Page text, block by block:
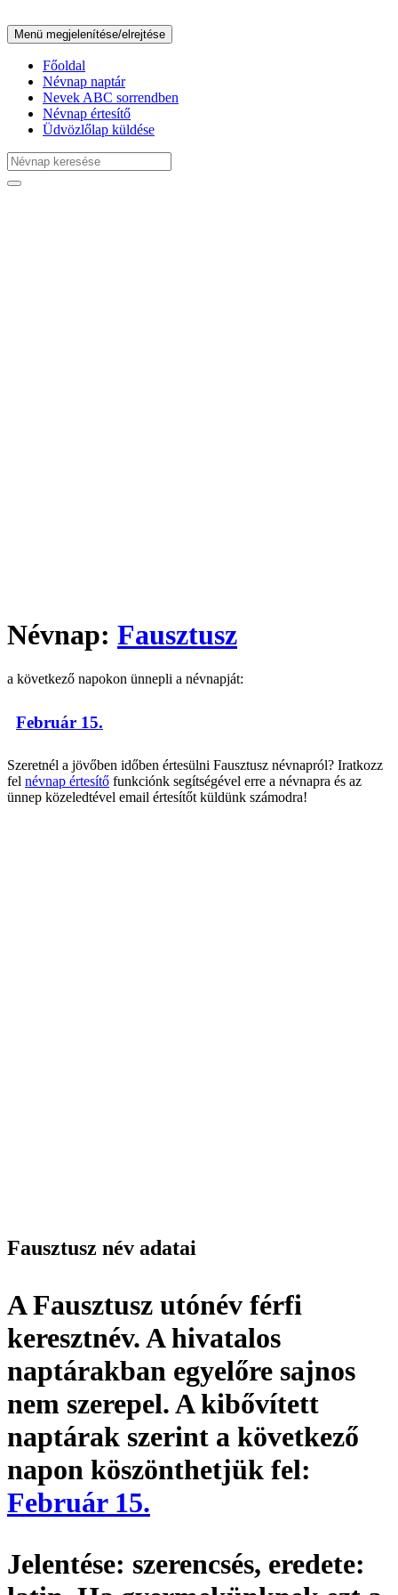
Menü megjelenítése/elrejtése
Főoldal
Névnap naptár
Nevek ABC sorrendben
Névnap értesítő
Üdvözlőlap küldése
Névnap: Fausztusz
a következő napokon ünnepli a névnapját:
Február 15.
Szeretnél a jövőben időben értesülni Fausztusz névnapról? Iratkozz
fel névnap értesítő funkciónk segítségével erre a névnapra és az
ünnep közeledtével email értesítőt küldünk számodra!
Fausztusz név adatai
A Fausztusz utónév férfi
keresztnév. A hivatalos
naptárakban egyelőre sajnos
nem szerepel. A kibővített
naptárak szerint a következő
napon köszönthetjük fel:
Február 15.
Jelentése: szerencsés, eredete: